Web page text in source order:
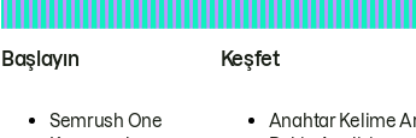
Başlayın
Semrush One
Keşfet
Anahtar Kelime